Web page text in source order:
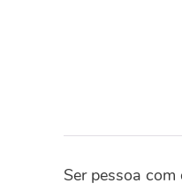
Ser pessoa